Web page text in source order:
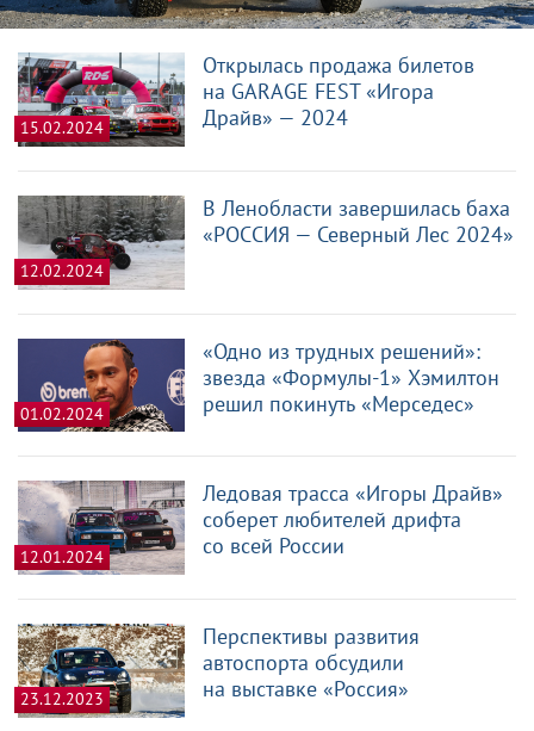
15.02.2024
Открылась продажа билетов
на GARAGE FEST «Игора
Драйв» — 2024
12.02.2024
В Ленобласти завершилась баха
«РОССИЯ — Северный Лес 2024»
01.02.2024
«Одно из трудных решений»:
звезда «Формулы-1» Хэмилтон
решил покинуть «Мерседес»
12.01.2024
Ледовая трасса «Игоры Драйв»
соберет любителей дрифта
со всей России
23.12.2023
Перспективы развития
автоспорта обсудили
на выставке «Россия»